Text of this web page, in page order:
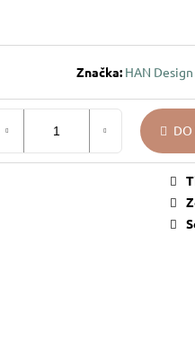
Značka: HAN Design
DO